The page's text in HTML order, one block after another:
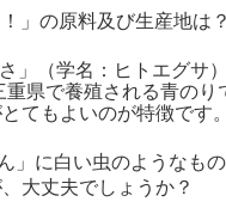
！」の原料及び生産地は？
さ」（学名：ヒトエグサ
重県で養殖される青のり
てもよいのが特徴です。
」に白い虫のようなもの
大丈夫でしょうか？